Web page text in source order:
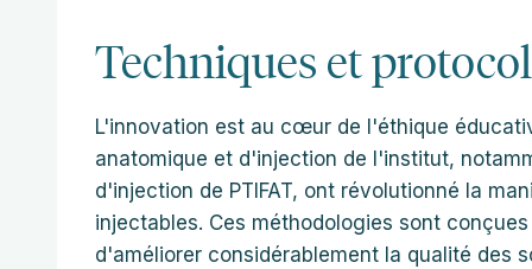
Techniques et
L'innovation est au cœur de l'éthique
anatomique et d'injection de l'institut,
d'injection de PTIFAT, ont révolutionné la
injectables. Ces méthodologies sont
d'améliorer considérablement la qualité des